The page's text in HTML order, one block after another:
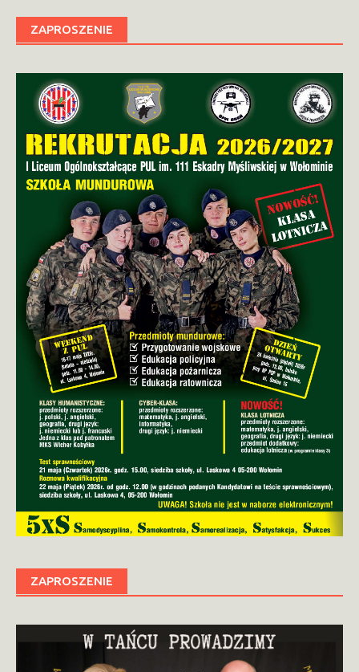
ZAPROSZENIE
ZAPROSZENIE